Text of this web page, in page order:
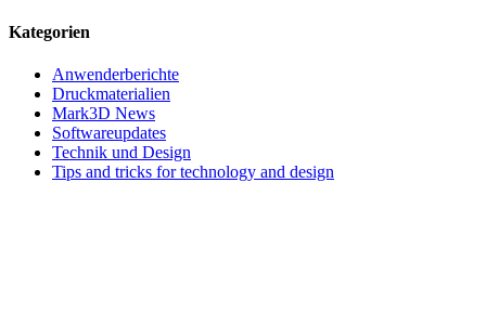
Kategorien
Anwenderberichte
Druckmaterialien
Mark3D News
Softwareupdates
Technik und Design
Tips and tricks for technology and design